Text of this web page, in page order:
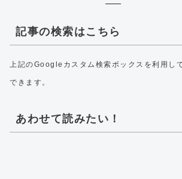
記事の検索はこちら
上記のGoogleカスタム検索ボックスを利用して
できます。
あわせて読みたい！